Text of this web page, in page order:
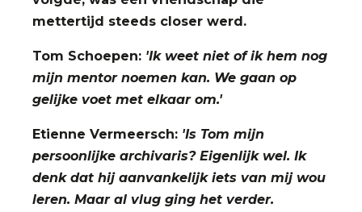
mettertijd steeds closer werd.
Tom Schoepen: 'Ik weet niet of ik hem nog
mijn mentor noemen kan. We gaan op
gelijke voet met elkaar om.'
Etienne Vermeersch: 'Is Tom mijn
persoonlijke archivaris? Eigenlijk wel. Ik
denk dat hij aanvankelijk iets van mij wou
leren. Maar al vlug ging het verder.